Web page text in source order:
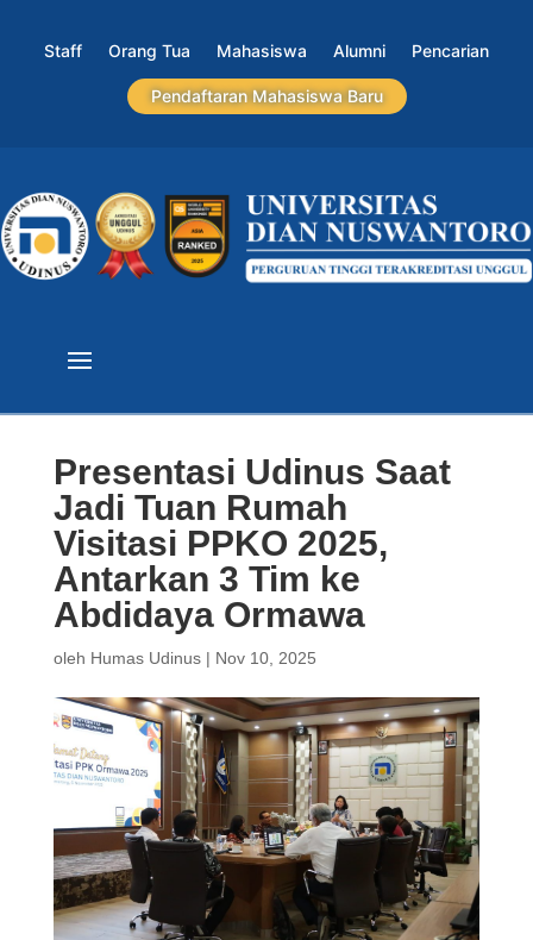
Staff Orang Tua Mahasiswa Alumni Pencarian
Pendaftaran Mahasiswa Baru
Presentasi Udinus Saat
Jadi Tuan Rumah
Visitasi PPKO 2025,
Antarkan 3 Tim ke
Abdidaya Ormawa
oleh Humas Udinus| Nov 10, 2025